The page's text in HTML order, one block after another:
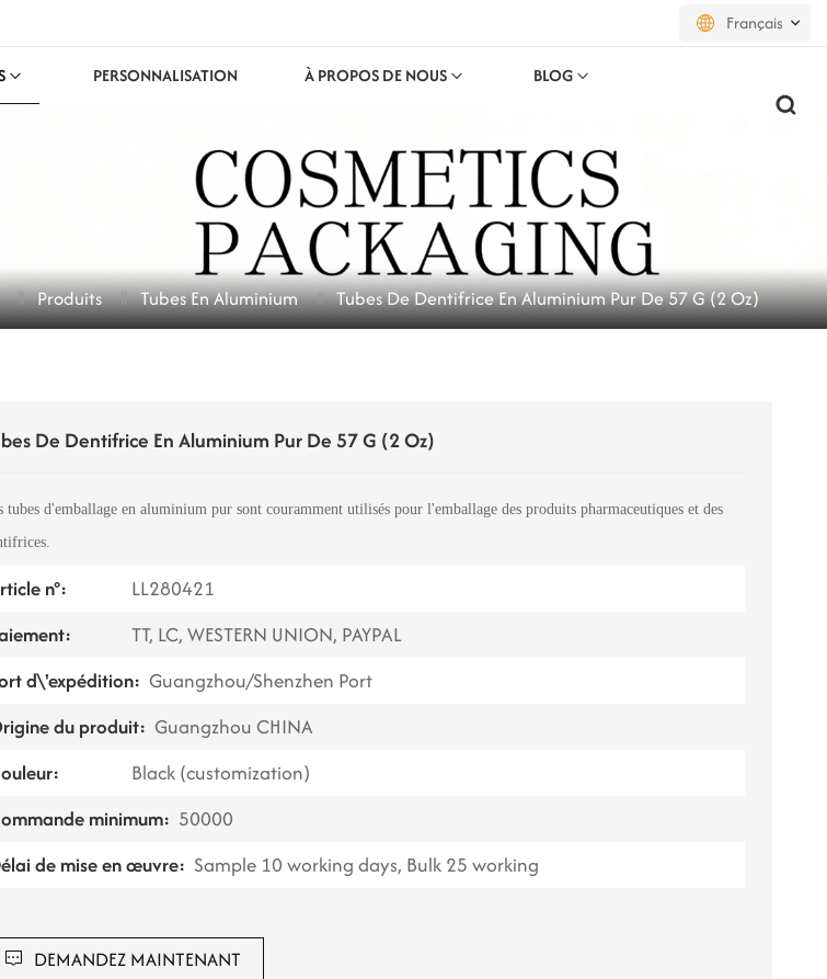
Français
русский
español
português
ไทย
PERSONNALISATION À PROPOS DE NOUS BLOG
Produits Tubes En Aluminium Tubes De Dentifrice En Aluminium Pur De 57 G (2 Oz)
De Dentifrice En Aluminium Pur De 57 G (2 Oz)
tubes d'emballage en aluminium pur sont couramment utilisés pour l'emballage des produits pharmaceutiques et des
n°:
LL280421
TT, LC, WESTERN UNION, PAYPAL
d\'expédition: Guangzhou/Shenzhen Port
du produit: Guangzhou CHINA
Black (customization)
minimum: 50000
de mise en œuvre: Sample 10 working days, Bulk 25 working
DEMANDEZ MAINTENANT